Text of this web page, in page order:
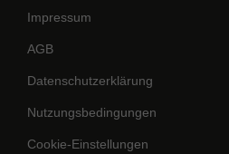
Impressum
AGB
Datenschutzerklärung
Nutzungsbedingungen
Cookie-Einstellungen